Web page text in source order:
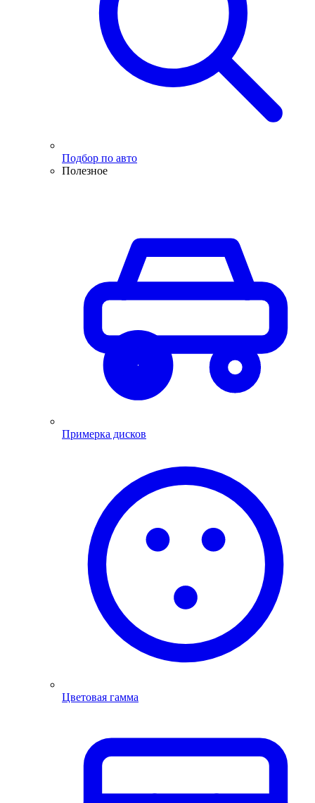
Подбор по авто
Полезное
Примерка дисков
Цветовая гамма